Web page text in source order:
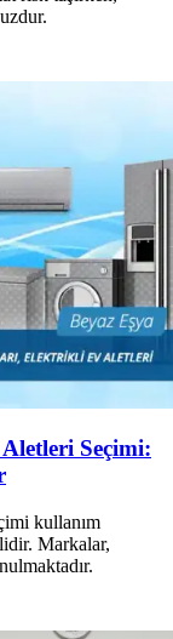
Seçimi:
kullanım
Markalar,